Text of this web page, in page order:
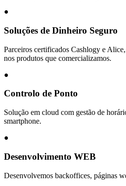
●
Soluções de Dinheiro Seguro
Parceiros certificados Cashlogy e
nos produtos que comercializamos.
●
Controlo de Ponto
Solução em cloud com gestão de
smartphone.
●
Desenvolvimento WEB
Desenvolvemos backoffices, páginas